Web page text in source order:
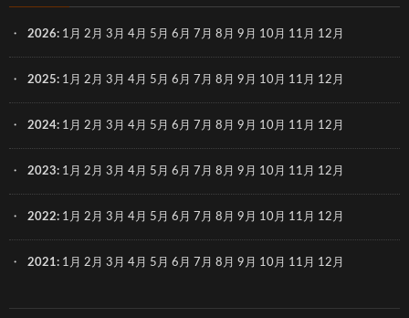
2026: 1月 2月 3月 4月 5月 6月 7月 8月 9月 10月 11月 12月
2025: 1月 2月 3月 4月 5月 6月 7月 8月 9月 10月 11月 12月
2024: 1月 2月 3月 4月 5月 6月 7月 8月 9月 10月 11月 12月
2023: 1月 2月 3月 4月 5月 6月 7月 8月 9月 10月 11月 12月
2022: 1月 2月 3月 4月 5月 6月 7月 8月 9月 10月 11月 12月
2021: 1月 2月 3月 4月 5月 6月 7月 8月 9月 10月 11月 12月